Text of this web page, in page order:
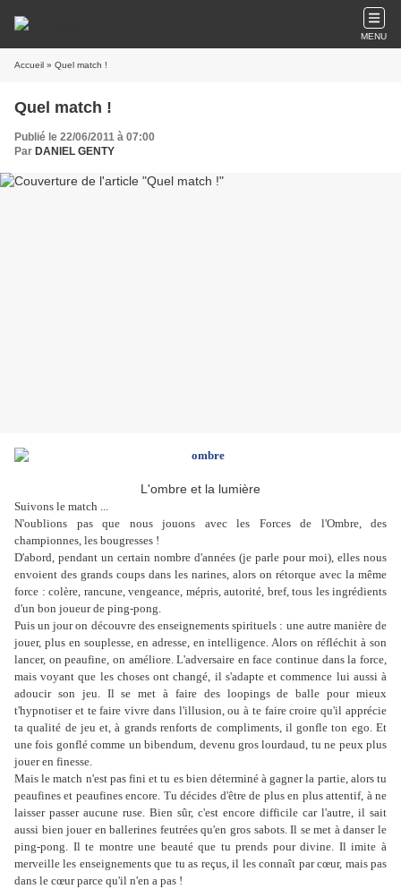
MENU
Accueil » Quel match !
Quel match !
Publié le 22/06/2011 à 07:00
Par DANIEL GENTY
L'ombre et la lumière
Suivons le match ...
N'oublions pas que nous jouons avec les Forces de l'Ombre, des
championnes, les bougresses !
D'abord, pendant un certain nombre d'années (je parle pour moi), elles nous
envoient des grands coups dans les narines, alors on rétorque avec la même
force : colère, rancune, vengeance, mépris, autorité, bref, tous les ingrédients
d'un bon joueur de ping-pong.
Puis un jour on découvre des enseignements spirituels : une autre manière de
jouer, plus en souplesse, en adresse, en intelligence. Alors on réfléchit à son
lancer, on peaufine, on améliore. L'adversaire en face continue dans la force,
mais voyant que les choses ont changé, il s'adapte et commence lui aussi à
adoucir son jeu. Il se met à faire des loopings de balle pour mieux
t'hypnotiser et te faire vivre dans l'illusion, ou à te faire croire qu'il apprécie
ta qualité de jeu et, à grands renforts de compliments, il gonfle ton ego. Et
une fois gonflé comme un bibendum, devenu gros lourdaud, tu ne peux plus
jouer en finesse.
Mais le match n'est pas fini et tu es bien déterminé à gagner la partie, alors tu
peaufines et peaufines encore. Tu décides d'être de plus en plus attentif, à ne
laisser passer aucune ruse. Bien sûr, c'est encore difficile car l'autre, il sait
aussi bien jouer en ballerines feutrées qu'en gros sabots. Il se met à danser le
ping-pong. Il te montre une beauté que tu prends pour divine. Il imite à
merveille les enseignements que tu as reçus, il les connaît par cœur, mais pas
dans le cœur parce qu'il n'en a pas !